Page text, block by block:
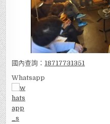
國內查詢： 18717731351
Whatsapp